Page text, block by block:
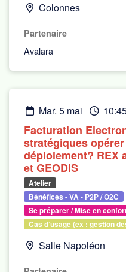
Colonnes
Partenaire
Avalara
mar. 5 mai
Facturation
stratégiques
déploiement? REX
et GEODIS
Atelier
Bénéfices - VA - P2P / O2C
Se préparer / Mise en
Cas d’usage (ex : gestion
Salle Napoléon